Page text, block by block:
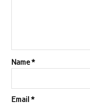
Name*
Email *